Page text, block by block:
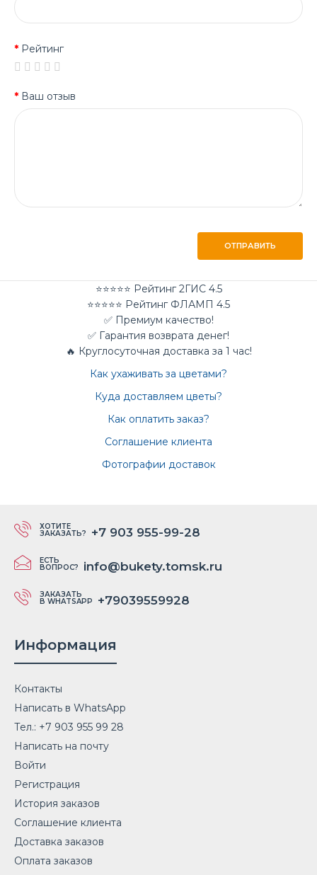
Рейтинг
Ваш отзыв
ОТПРАВИТЬ
⭐⭐⭐⭐⭐ Рейтинг 2ГИС 4.5
⭐⭐⭐⭐⭐ Рейтинг ФЛАМП 4.5
✅ Премиум качество!
✅ Гарантия возврата денег!
🔥 Круглосуточная доставка за 1 час!
Как ухаживать за цветами?
Куда доставляем цветы?
Как оплатить заказ?
Соглашение клиента
Фотографии доставок
ХОТИТЕ
ЗАКАЗАТЬ? +7 903 955-99-28
ЕСТЬ
ВОПРОС? info@bukety.tomsk.ru
ЗАКАЗАТЬ
В WHATSAPP +79039559928
Информация
Контакты
Написать в WhatsApp
Тел.: +7 903 955 99 28
Написать на почту
Войти
Регистрация
История заказов
Соглашение клиента
Доставка заказов
Оплата заказов